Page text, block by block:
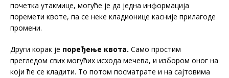
почетка утакмице, могуће је да једна информација
поремети квоте, па се неке кладионице касније прилагоде
промени.
Други корак је поређење квота. Само простим
прегледом свих могућих исхода мечева, и избором оног на
који ће се кладити. То потом посматрате и на сајтовима